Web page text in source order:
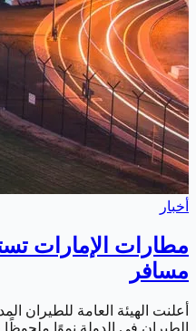
أخبار
مسافر
أعلنت الهيئة العامة للطيران